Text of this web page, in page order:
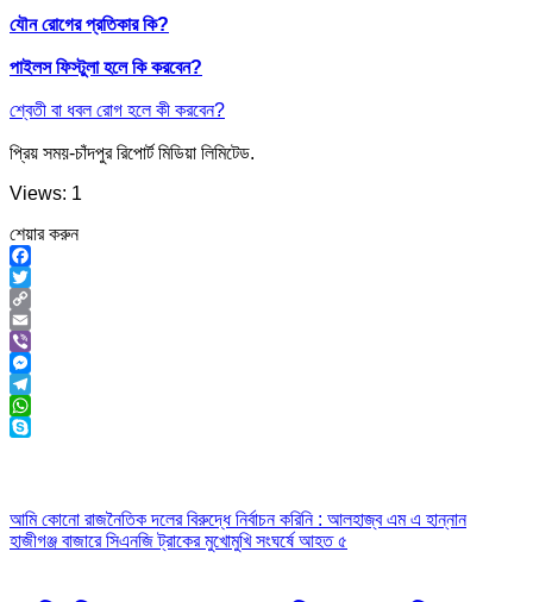
যৌন রোগের প্রতিকার কি?
পাইলস ফিস্টুলা হলে কি করবেন?
শ্বেতী বা ধবল রোগ হলে কী করবেন?
প্রিয় সময়-চাঁদপুর রিপোর্ট মিডিয়া লিমিটেড.
Views: 1
শেয়ার করুন
Facebook
Twitter
Copy
Link
Email
Viber
Messenger
Telegram
WhatsApp
Post
navigation
আমি কোনো রাজনৈতিক দলের বিরুদ্ধে নির্বাচন করিনি : আলহাজ্ব এম এ হান্নান
হাজীগঞ্জ বাজারে সিএনজি ট্রাকের মুখোমুখি সংঘর্ষে আহত ৫